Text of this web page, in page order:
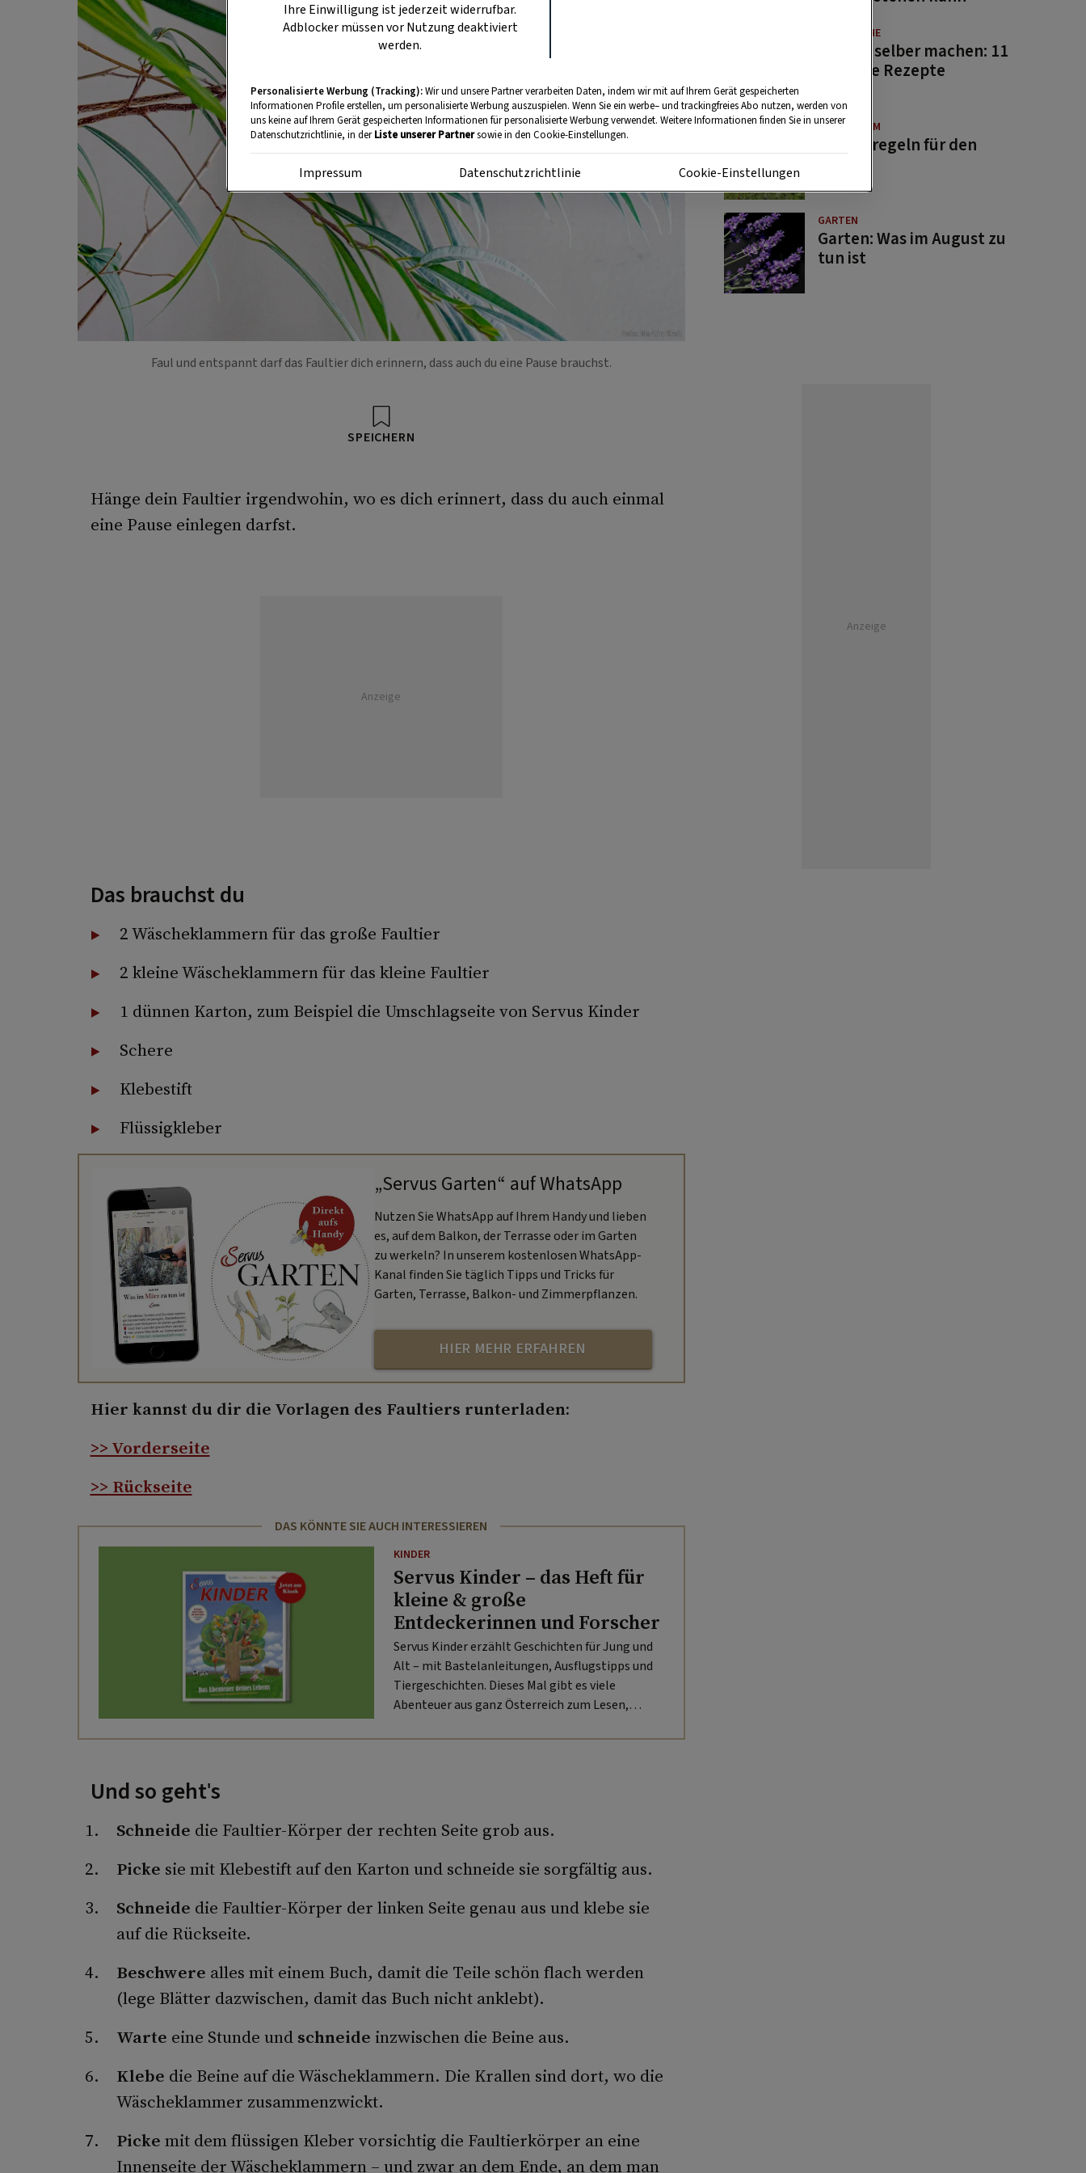
Foto: Martin Kreil
Faul und entspannt darf das Faultier dich erinnern, dass auch du eine Pause brauchst.
SPEICHERN
Hänge dein Faultier irgendwohin, wo es dich erinnert, dass du auch einmal
eine Pause einlegen darfst.
Anzeige
Das brauchst du
2 Wäscheklammern für das große Faultier
2 kleine Wäsche­klammern für das kleine Faultier
1 dünnen Karton, zum Beispiel die Umschlag­seite von Servus Kinder
Schere
Klebestift
Flüssigkleber
„Servus Garten“ auf WhatsApp
Nutzen Sie WhatsApp auf Ihrem Handy und lieben
es, auf dem Balkon, der Terrasse oder im Garten
zu werkeln? In unserem kostenlosen WhatsApp-
Kanal finden Sie täglich Tipps und Tricks für
Garten, Terrasse, Balkon- und Zimmerpflanzen.
HIER MEHR ERFAHREN
Hier kannst du dir die Vorlagen des Faultiers runterladen:
>> Vorderseite
>> Rückseite
DAS KÖNNTE SIE AUCH INTERESSIEREN
KINDER
Servus Kinder – das Heft für
kleine & große
Entdeckerinnen und Forscher
Servus Kinder erzählt Geschichten für Jung und
Alt – mit Bastelanleitungen, Ausflugstipps und
Tiergeschichten. Dieses Mal gibt es viele
Abenteuer aus ganz Österreich zum Lesen,
Und so geht's
Schneide die Faultier-Körper der rechten Seite grob aus.
Picke sie mit Klebestift auf den Karton und schneide sie sorgfältig aus.
Schneide die Faultier-Körper der linken Seite genau aus und klebe sie
auf die Rückseite.
Beschwere alles mit einem Buch, damit die Teile schön flach werden
(lege Blätter dazwischen, damit das Buch nicht anklebt).
Warte eine Stunde und schneide inzwischen die Beine aus.
Klebe die Beine auf die Wäscheklammern. Die Krallen sind dort, wo die
Wäscheklammer zusammenzwickt.
Picke mit dem flüssigen Kleber vorsichtig die Faultierkörper an eine
Innenseite der Wäscheklammern – und zwar an dem Ende, an dem man
GUTE KÜCHE
Saucen selber machen: 11
beliebte Rezepte
BRAUCHTUM
Bauernregeln für den
GARTEN
Garten: Was im August zu
tun ist
Anzeige
Ihre Einwilligung ist jederzeit widerrufbar.
Adblocker müssen vor Nutzung deaktiviert
werden.
Personalisierte Werbung (Tracking):Wir und unsere Partner verarbeiten Daten, indem wir mit auf Ihrem Gerät gespeicherten
Informationen Profile erstellen, um personalisierte Werbung auszuspielen. Wenn Sie ein werbe– und trackingfreies Abo nutzen, werden von
uns keine auf Ihrem Gerät gespeicherten Informationen für personalisierte Werbung verwendet. Weitere Informationen finden Sie in unserer
Datenschutzrichtlinie, in derListe unserer Partnersowie in den Cookie-Einstellungen.
Impressum Datenschutzrichtlinie Cookie-Einstellungen